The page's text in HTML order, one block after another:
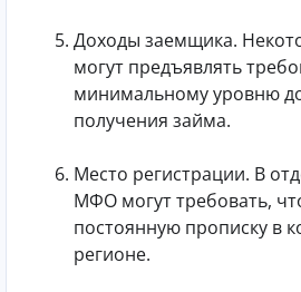
Доходы заемщика.
могут предъявлять
минимальному уровню
получения займа.
Место регистрации. В
МФО могут требовать,
постоянную прописку в
регионе.